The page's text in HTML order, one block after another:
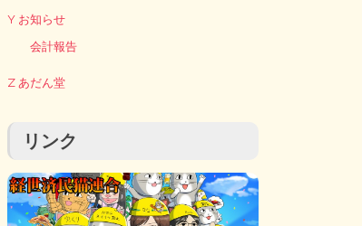
Y お知らせ
会計報告
Z あだん堂
リンク